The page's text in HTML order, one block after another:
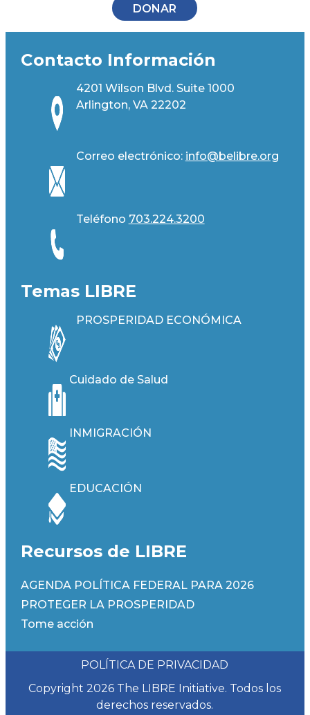
DONAR
Contacto Información
4201 Wilson Blvd. Suite 1000
Arlington, VA 22202
Correo electrónico: info@belibre.org
Teléfono 703.224.3200
Temas LIBRE
PROSPERIDAD ECONÓMICA
Cuidado de Salud
INMIGRACIÓN
EDUCACIÓN
Recursos de LIBRE
AGENDA POLÍTICA FEDERAL PARA 2026
PROTEGER LA PROSPERIDAD
Tome acción
Copyright 2026 The LIBRE Initiative. Todos los
derechos reservados.
POLÍTICA DE PRIVACIDAD